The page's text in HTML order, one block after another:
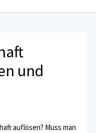
und
auflösen? Muss man